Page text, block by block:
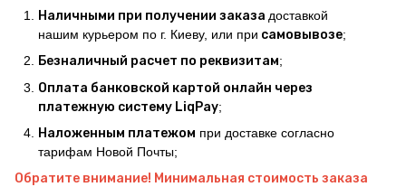
Наличными при получении заказа доставкой
нашим курьером по г. Киеву, или при самовывозе;
Безналичный расчет по реквизитам;
Оплата банковской картой онлайн через
платежную систему LiqPay;
Наложенным платежом при доставке согласно
тарифам Новой Почты;
Обратите внимание! Минимальная стоимость заказа